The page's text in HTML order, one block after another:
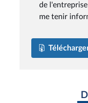
de
me tenir